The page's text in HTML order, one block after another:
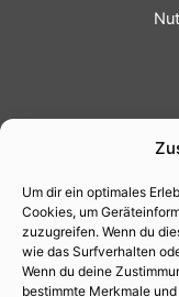
Um dir ein optimales
Cookies, um
zuzugreifen. Wenn du
wie das Surfverhalten
Wenn du deine
bestimmte Merkmale